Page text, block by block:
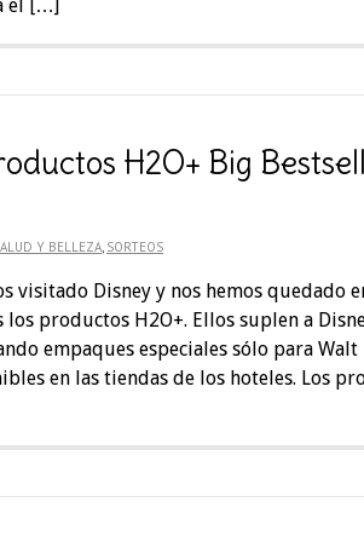
el […]
H2O+ Big
Y BELLEZA, SORTEOS
visitado Disney y nos hemos quedado
productos H2O+. Ellos suplen a
empaques especiales sólo para Walt
en las tiendas de los hoteles. Los